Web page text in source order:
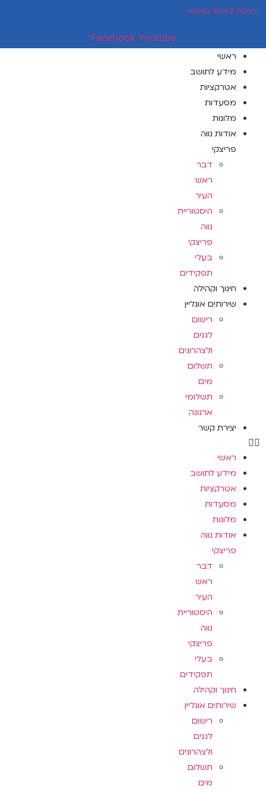
דלגכניסה לאזור האישי
Facebook Youtube
ראשי
מידע לתושב
אטרקציות
מסעדות
מלונות
אודות נווה
פריצקי
דבר
ראש
העיר
היסטוריית
נווה
פריצקי
בעלי
תפקידים
חינוך וקהילה
שירותים אונליין
רישום
לגנים
ולצהרונים
תשלום
מים
תשלומי
ארנונה
יצירת קשר
ראשי
מידע לתושב
אטרקציות
מסעדות
מלונות
אודות נווה
פריצקי
דבר
ראש
העיר
היסטוריית
נווה
פריצקי
בעלי
תפקידים
חינוך וקהילה
שירותים אונליין
רישום
לגנים
ולצהרונים
תשלום
מים